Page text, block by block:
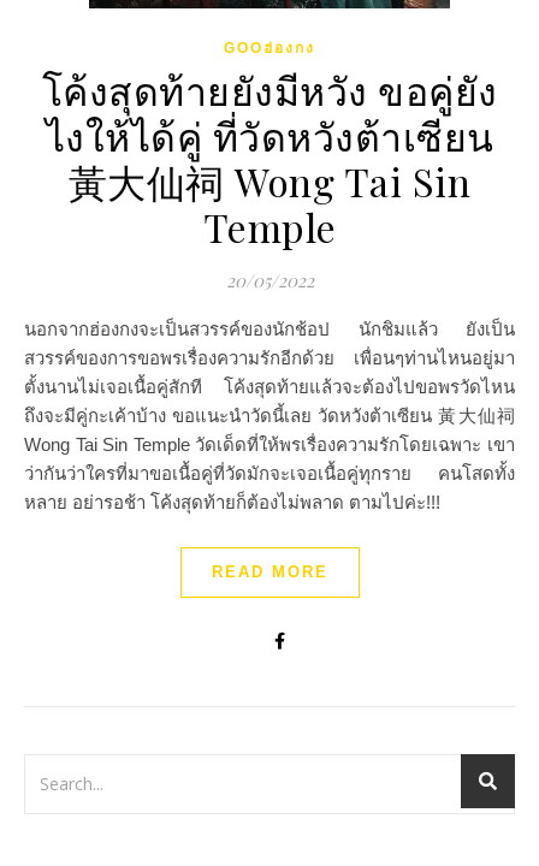
GOOฮ่องกง
โค้งสุดท้ายยังมีหวัง ขอคู่ยัง
ไงให้ได้คู่ ที่วัดหวังต้าเซียน
黃大仙祠 Wong Tai Sin
Temple
20/05/2022
นอกจากฮ่องกงจะเป็นสวรรค์ของนักช้อป นักชิมแล้ว ยังเป็น
สวรรค์ของการขอพรเรื่องความรักอีกด้วย เพื่อนๆท่านไหนอยู่มา
ตั้งนานไม่เจอเนื้อคู่สักที โค้งสุดท้ายแล้วจะต้องไปขอพรวัดไหน
ถึงจะมีคู่กะเค้าบ้าง ขอแนะนำวัดนี้เลย วัดหวังต้าเซียน 黃大仙祠
Wong Tai Sin Temple วัดเด็ดที่ให้พรเรื่องความรักโดยเฉพาะ เขา
ว่ากันว่าใครที่มาขอเนื้อคู่ที่วัดมักจะเจอเนื้อคู่ทุกราย คนโสดทั้ง
หลาย อย่ารอช้า โค้งสุดท้ายก็ต้องไม่พลาด ตามไปค่ะ!!!
READ MORE